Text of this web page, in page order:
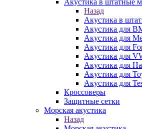
Акустика в штатные
Назад
Акустика в
Акустика для
Акустика для
Акустика для
Акустика для
Акустика для
Акустика для
Акустика для
Кроссоверы
Защитные сетки
Морская акустика
Назад